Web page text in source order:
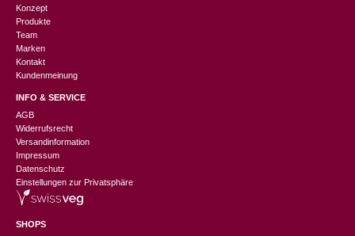
Konzept
Produkte
Team
Marken
Kontakt
Kundenmeinung
INFO & SERVICE
AGB
Widerrufsrecht
Versandinformation
Impressum
Datenschutz
Einstellungen zur Privatsphäre
SHOPS